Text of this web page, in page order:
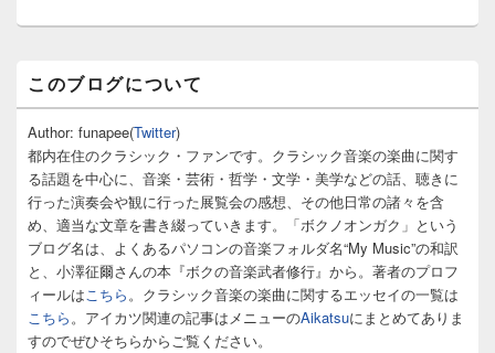
ン
サ
イ
バ
ー
ウ
ィ
ト
このブログについて
Author: funapee(Twitter)
都内在住のクラシック・ファンです。クラシック音楽の楽曲に関す
る話題を中心に、音楽・芸術・哲学・文学・美学などの話、聴きに
行った演奏会や観に行った展覧会の感想、その他日常の諸々を含
め、適当な文章を書き綴っていきます。「ボクノオンガク」という
ブログ名は、よくあるパソコンの音楽フォルダ名“My Music”の和訳
と、小澤征爾さんの本『ボクの音楽武者修行』から。著者のプロフ
ィールはこちら。クラシック音楽の楽曲に関するエッセイの一覧は
こちら。アイカツ関連の記事はメニューのAikatsuにまとめてありま
すのでぜひそちらからご覧ください。